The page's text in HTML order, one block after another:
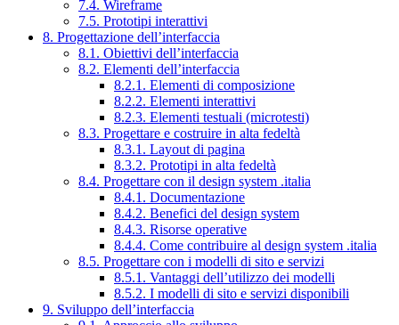
7.4. Wireframe
7.5. Prototipi interattivi
8. Progettazione dell’interfaccia
8.1. Obiettivi dell’interfaccia
8.2. Elementi dell’interfaccia
8.2.1. Elementi di composizione
8.2.2. Elementi interattivi
8.2.3. Elementi testuali (microtesti)
8.3. Progettare e costruire in alta fedeltà
8.3.1. Layout di pagina
8.3.2. Prototipi in alta fedeltà
8.4. Progettare con il design system .italia
8.4.1. Documentazione
8.4.2. Benefici del design system
8.4.3. Risorse operative
8.4.4. Come contribuire al design system .italia
8.5. Progettare con i modelli di sito e servizi
8.5.1. Vantaggi dell’utilizzo dei modelli
8.5.2. I modelli di sito e servizi disponibili
9. Sviluppo dell’interfaccia